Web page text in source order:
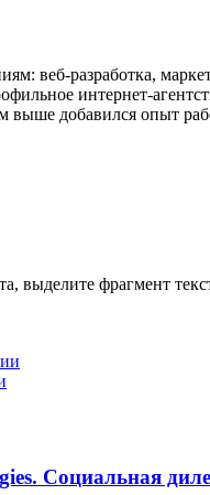
веб-разработка,
интернет-
выше добавился опыт
выделите фрагмент
Социальная